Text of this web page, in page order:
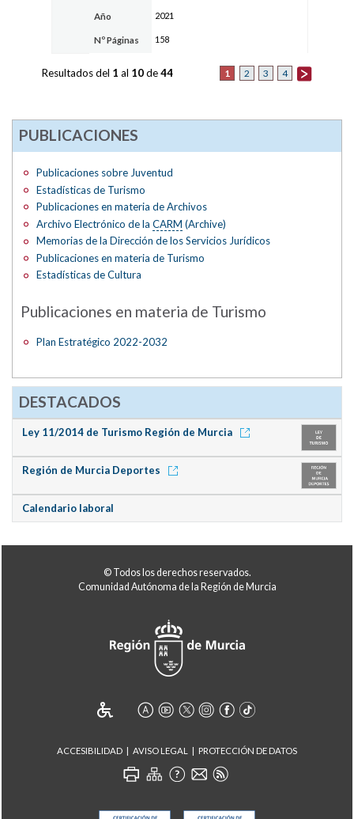
Año 2021
Nº Páginas 158
1 2 3 4
Resultados del 1 al 10de44
PUBLICACIONES
Publicaciones sobre Juventud
Estadísticas de Turismo
Publicaciones en materia de Archivos
Archivo Electrónico de laCARM (Archive)
Memorias de la Dirección de los Servicios Jurídicos
Publicaciones en materia de Turismo
Estadísticas de Cultura
Publicaciones en materia de Turismo
Plan Estratégico 2022-2032
DESTACADOS
Ley 11/2014 de Turismo Región de Murcia
Región de Murcia Deportes
Calendario laboral
© Todos los derechos reservados.
Comunidad Autónoma de la Región de Murcia
ACCESIBILIDAD AVISO LEGAL PROTECCIÓN DE DATOS